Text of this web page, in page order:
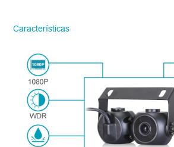
región/país. ¡Te
Número del modelo
Introdúzcase
Características